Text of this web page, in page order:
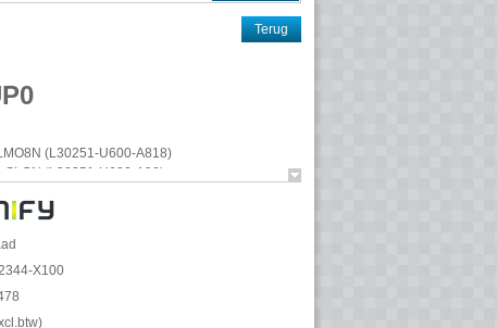
Terug
(L30251-U600-A818)
SLCN (L30251-U600-A99)
Business versie V2R3.
X8.
e toevoegen)
X100
)